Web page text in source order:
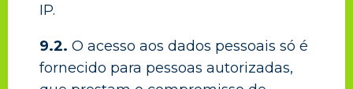
IP.
9.2. O acesso aos dados pessoais só é
fornecido para pessoas autorizadas,